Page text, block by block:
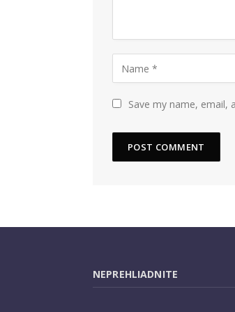
Save my name, email,
NEPREHLIADNITE